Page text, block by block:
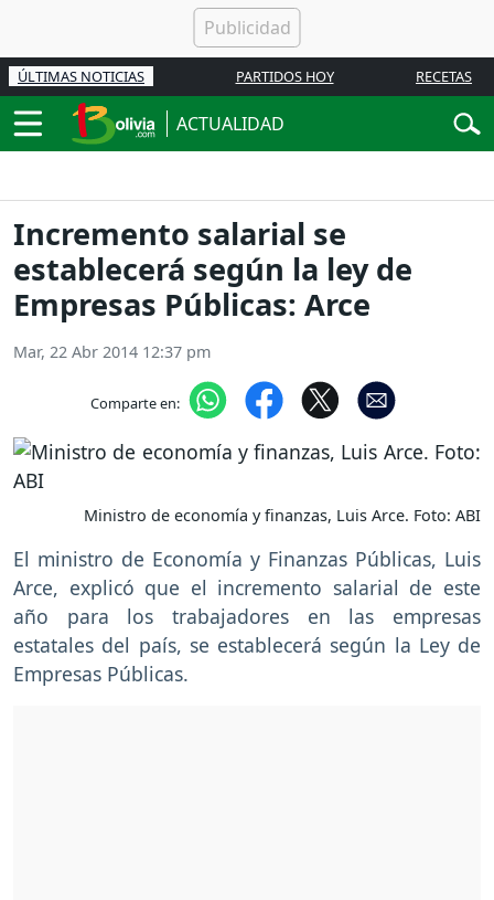
ÚLTIMAS NOTICIAS PARTIDOS HOY RECETAS
ACTUALIDAD
Incremento salarial se
establecerá según la ley de
Empresas Públicas: Arce
Mar, 22 Abr 2014 12:37 pm
Comparte en:
Ministro de economía y finanzas, Luis Arce. Foto: ABI
El ministro de Economía y Finanzas Públicas, Luis
Arce, explicó que el incremento salarial de este
año para los trabajadores en las empresas
estatales del país, se establecerá según la Ley de
Empresas Públicas.